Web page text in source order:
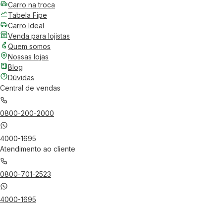
Carro na troca
Tabela Fipe
Carro Ideal
Venda para lojistas
Quem somos
Nossas lojas
Blog
Dúvidas
Central de vendas
0800-200-2000
4000-1695
Atendimento ao cliente
0800-701-2523
4000-1695